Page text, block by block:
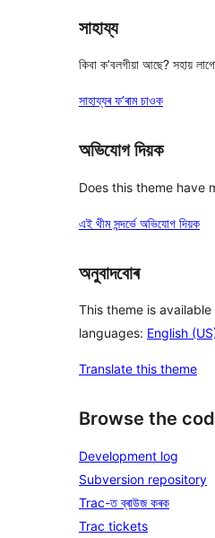
সাহায্য
কিবা ক’বলগীয়া আছে? সহায়
সাহায্যৰ ফ’ৰাম চাওক
অভিযোগ দিয়ক
Does this theme have
এই থীম সন্দৰ্ভে অভিযোগ দিয়ক
অনুবাদবোৰ
This theme is
languages: English
Translate this theme
Browse the
Development log
Subversion repository
Trac-ত ব্ৰাউজ কৰক
Trac tickets